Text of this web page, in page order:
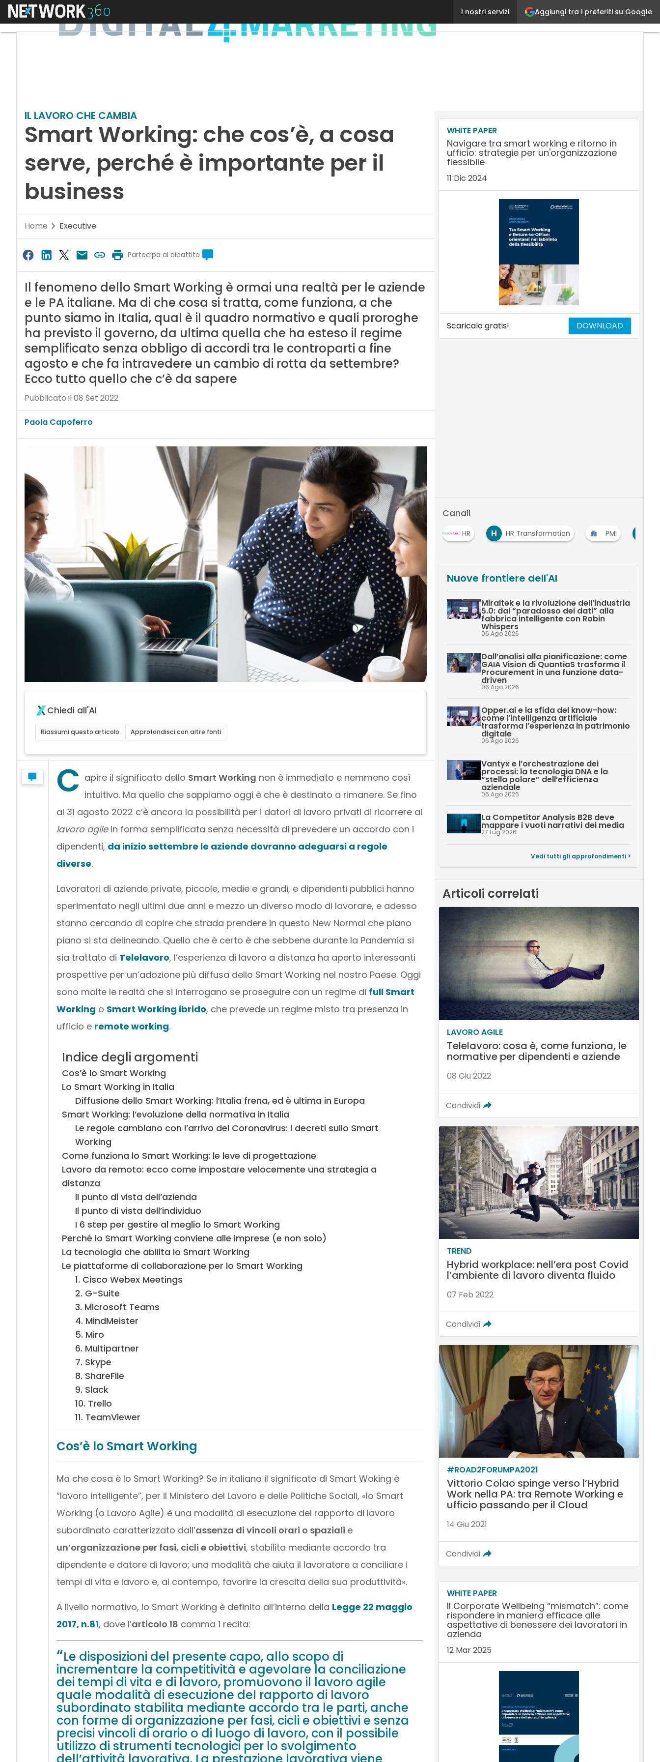
Aggiungi tra i preferiti su Google
I nostri servizi
Menu Smart Working: che cos’è, a cosa serve, perché
IL LAVORO CHE CAMBIA
Smart Working: che cos’è, a cosa
serve, perché è importante per il
business
Home Executive
Partecipa al dibattito
Il fenomeno dello Smart Working è ormai una realtà per le aziende
e le PA italiane. Ma di che cosa si tratta, come funziona, a che
punto siamo in Italia, qual è il quadro normativo e quali proroghe
ha previsto il governo, da ultima quella che ha esteso il regime
semplificato senza obbligo di accordi tra le controparti a fine
agosto e che fa intravedere un cambio di rotta da settembre?
Ecco tutto quello che c’è da sapere
Pubblicato il 08 Set 2022
Paola Capoferro
Chiedi all'AI
Riassumi questo articolo Approfondisci con altre fonti
C apire il significato dello Smart Working non è immediato e nemmeno così
intuitivo. Ma quello che sappiamo oggi è che è destinato a rimanere. Se fino
al 31 agosto 2022 c’è ancora la possibilità per i datori di lavoro privati di ricorrere al
lavoro agilein forma semplificata senza necessità di prevedere un accordo con i
dipendenti, da inizio settembre le aziende dovranno adeguarsi a regole
diverse.
Lavoratori di aziende private, piccole, medie e grandi, e dipendenti pubblici hanno
sperimentato negli ultimi due anni e mezzo un diverso modo di lavorare, e adesso
stanno cercando di capire che strada prendere in questo New Normal che piano
piano si sta delineando. Quello che è certo è che sebbene durante la Pandemia si
sia trattato di Telelavoro, l’esperienza di lavoro a distanza ha aperto interessanti
prospettive per un’adozione più diffusa dello Smart Working nel nostro Paese. Oggi
sono molte le realtà che si interrogano se proseguire con un regime di full Smart
Working o Smart Working ibrido, che prevede un regime misto tra presenza in
ufficio e remote working.
Indice degli argomenti
Cos’è lo Smart Working
Lo Smart Working in Italia
Diffusione dello Smart Working: l’Italia frena, ed è ultima in Europa
Smart Working: l’evoluzione della normativa in Italia
Le regole cambiano con l’arrivo del Coronavirus: i decreti sullo Smart
Working
Come funziona lo Smart Working: le leve di progettazione
Lavoro da remoto: ecco come impostare velocemente una strategia a
distanza
Il punto di vista dell’azienda
Il punto di vista dell’individuo
I 6 step per gestire al meglio lo Smart Working
Perché lo Smart Working conviene alle imprese (e non solo)
La tecnologia che abilita lo Smart Working
Le piattaforme di collaborazione per lo Smart Working
1. Cisco Webex Meetings
2. G-Suite
3. Microsoft Teams
4. MindMeister
5. Miro
6. Multipartner
7. Skype
8. ShareFile
9. Slack
10. Trello
11. TeamViewer
Cos’è lo Smart Working
Ma che cosa è lo Smart Working? Se in italiano il significato di Smart Woking è
“lavoro intelligente”, per il Ministero del Lavoro e delle Politiche Sociali, «lo Smart
Working (o Lavoro Agile) è una modalità di esecuzione del rapporto di lavoro
subordinato caratterizzato dall’assenza di vincoli orari o spaziali e
un’organizzazione per fasi, cicli e obiettivi, stabilita mediante accordo tra
dipendente e datore di lavoro; una modalità che aiuta il lavoratore a conciliare i
tempi di vita e lavoro e, al contempo, favorire la crescita della sua produttività».
A livello normativo, lo Smart Working è definito all’interno della Legge 22 maggio
2017, n.81, dove l’articolo 18 comma 1 recita:
Le disposizioni del presente capo, allo scopo di
incrementare la competitività e agevolare la conciliazione
dei tempi di vita e di lavoro, promuovono il lavoro agile
quale modalità di esecuzione del rapporto di lavoro
subordinato stabilita mediante accordo tra le parti, anche
con forme di organizzazione per fasi, cicli e obiettivi e senza
precisi vincoli di orario o di luogo di lavoro, con il possibile
utilizzo di strumenti tecnologici per lo svolgimento
dell’attività lavorativa. La prestazione lavorativa viene
WHITE PAPER
Navigare tra smart working e ritorno in
ufficio: strategie per un'organizzazione
flessibile
11 Dic 2024
Scaricalo gratis! DOWNLOAD
Canali
Executive HR H HR Transformation PMI S Smart Working
Nuove frontiere dell'AI
Miraitek e la rivoluzione dell’industria
5.0: dal “paradosso dei dati” alla
fabbrica intelligente con Robin
Whispers
06 Ago 2026
Dall’analisi alla pianificazione: come
GAIA Vision di QuantiaS trasforma il
Procurement in una funzione data-
driven
06 Ago 2026
Opper.ai e la sfida del know-how:
come l’intelligenza artificiale
trasforma l’esperienza in patrimonio
digitale
06 Ago 2026
Vantyx e l’orchestrazione dei
processi: la tecnologia DNA e la
“stella polare” dell’efficienza
aziendale
06 Ago 2026
La Competitor Analysis B2B deve
mappare i vuoti narrativi dei media
27 Lug 2026
Vedi tutti gli approfondimenti >
Articoli correlati
LAVORO AGILE
Telelavoro: cosa è, come funziona, le
normative per dipendenti e aziende
08 Giu 2022
Condividi
TREND
Hybrid workplace: nell’era post Covid
l’ambiente di lavoro diventa fluido
07 Feb 2022
Condividi
#ROAD2FORUMPA2021
Vittorio Colao spinge verso l’Hybrid
Work nella PA: tra Remote Working e
ufficio passando per il Cloud
14 Giu 2021
Condividi
WHITE PAPER
Il Corporate Wellbeing “mismatch”: come
rispondere in maniera efficace alle
aspettative di benessere dei lavoratori in
azienda
12 Mar 2025